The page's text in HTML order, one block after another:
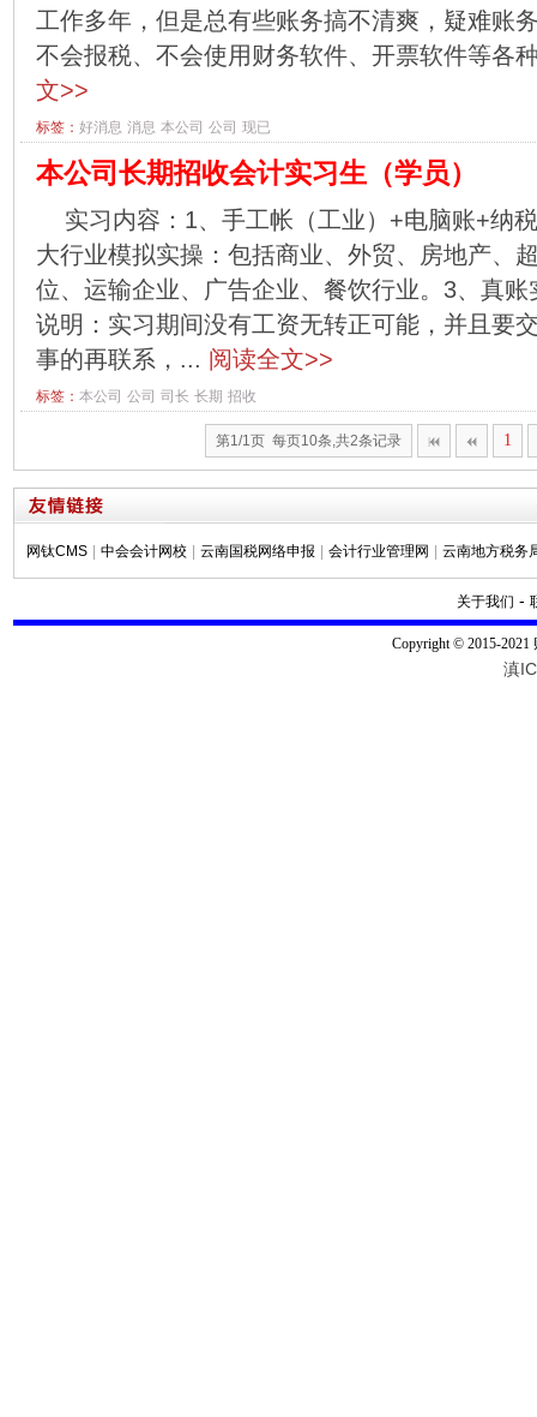
工作多年，但是总有些账务搞不清爽，疑难账
不会报税、不会使用财务软件、开票软件等各
文>>
标签： 好消息 消息 本公司 公司 现已
本公司长期招收会计实习生（学员）
实习内容：1、手工帐（工业）+电脑账+纳
大行业模拟实操：包括商业、外贸、房地产、
位、运输企业、广告企业、餐饮行业。3、真
说明：实习期间没有工资无转正可能，并且要
事的再联系，... 阅读全文>>
标签： 本公司 公司 司长 长期 招收
第1/1页 每页10条,共2条记录 1
网钛CMS 中会会计网校 云南国税网络申报 会计行业管理网 云南地方税务
关于我们 -
Copyright © 2015-2021
滇